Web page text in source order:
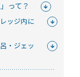
って？
ッジ内に
・ジェッ
をご紹介など、不